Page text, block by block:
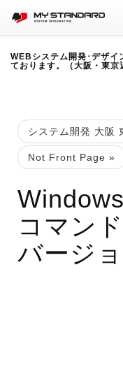
WEBシステム開発･デザイ
ております。（大阪・東京
システム開発 大阪
Not Front Page »
コマン
バージ